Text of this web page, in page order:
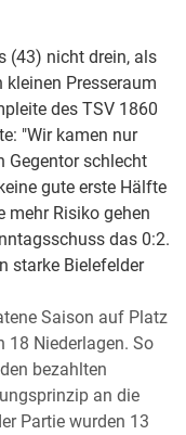
(43) nicht drein, als
Presseraum
des TSV 1860
"Wir kamen nur
Gegentor schlecht
gute erste Hälfte
mehr Risiko gehen
das 0:2.
starke Bielefelder
Saison auf Platz
18 Niederlagen. So
bezahlten
an die
Partie wurden 13